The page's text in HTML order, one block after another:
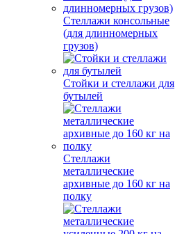
Стеллажи консольные
(для длинномерных
грузов)
Стойки и стеллажи для
бутылей
Стеллажи
металлические
архивные до 160 кг на
полку